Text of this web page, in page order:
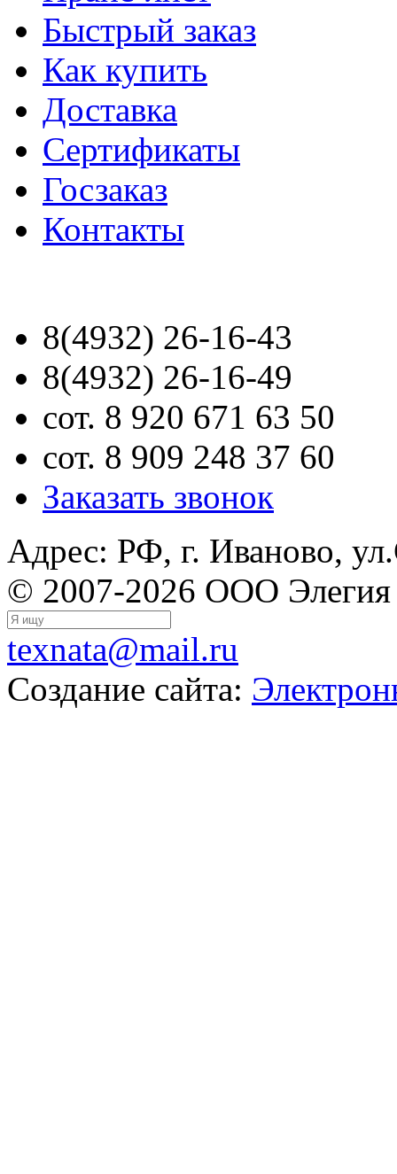
Быстрый заказ
Как купить
Доставка
Сертификаты
Госзаказ
Контакты
8(4932) 26-16-43
8(4932) 26-16-49
сот. 8 920 671 63 50
сот. 8 909 248 37 60
Заказать звонок
Адрес: РФ, г. Иваново,
© 2007-2026 ООО Элегия
texnata@mail.ru
Создание сайта: